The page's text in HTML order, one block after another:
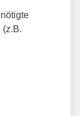
(z.B.